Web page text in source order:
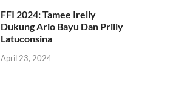
FFI 2024: Tamee Irelly
Dukung Ario Bayu Dan Prilly
Latuconsina
April 23, 2024